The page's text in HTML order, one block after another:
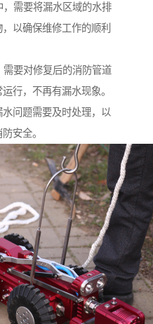
需要将漏水区域的水排
以确保维修工作的顺利
要对修复后的消防管道
行，不再有漏水现象。
问题需要及时处理，以
安全。